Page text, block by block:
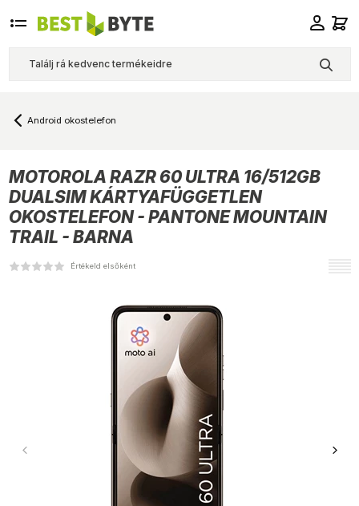
Android okostelefon
MOTOROLA RAZR 60 ULTRA 16/512GB
DUALSIM KÁRTYAFÜGGETLEN
OKOSTELEFON - PANTONE MOUNTAIN
TRAIL - BARNA
Értékeld elsőként